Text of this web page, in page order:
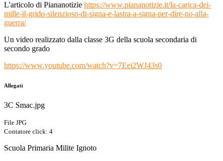
L'articolo di Piananotizie https://www.piananotizie.it/la-carica-dei-
mille-il-grido-silenzioso-di-signa-e-lastra-a-signa-per-dire-no-alla-
guerra/
Un video realizzato dalla classe 3G della scuola secondaria di
secondo grado
https://www.youtube.com/watch?v=7Eei2WJ43s0
Allegati
3C Smac.jpg
File JPG
Contatore click: 4
Scuola Primaria Milite Ignoto